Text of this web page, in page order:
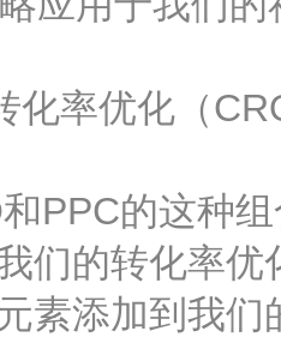
率优化（
PPC的这种组
们的转化率
素添加到我